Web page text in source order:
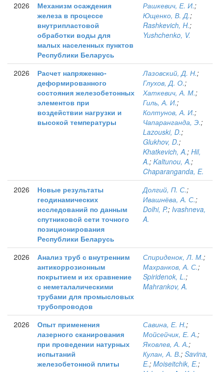
2026
Механизм осаждения
железа в процессе
внутрипластовой
обработки воды для
малых населенных пунктов
Республики Беларусь
Рашкевич, Е. И.;
Ющенко, В. Д.;
Rashkevich, H.;
Yushchenko, V.
2026
Расчет напряженно-
деформированного
состояния железобетонных
элементов при
воздействии нагрузки и
высокой температуры
Лазовский, Д. Н.;
Глухов, Д. О.;
Хаткевич, А. М.;
Гиль, А. И.;
Колтунов, А. И.;
Чапаранганда, Э.;
Lazouski, D.;
Glukhov, D.;
Khatkevich, A.; Hil,
A.; Kaltunou, A.;
Chaparanganda, E.
2026
Новые результаты
геодинамических
исследований по данным
спутниковой сети точного
позиционирования
Республики Беларусь
Долгий, П. С.;
Ивашнёва, А. С.;
Dolhi, P.; Ivashneva,
A.
2026
Анализ труб с внутренним
антикоррозионным
покрытием и их сравнение
с неметалалическими
трубами для промысловых
трубопроводов
Спириденок, Л. М.;
Махранков, А. С.;
Spiridenok, L.;
Mahrankov, A.
2026
Опыт применения
лазерного сканирования
при проведении натурных
испытаний
железобетонной плиты
Савина, Е. Н.;
Мойсейчик, Е. А.;
Яковлев, А. А.;
Кулан, А. В.; Savina,
E.; Moiseitchik, E.;